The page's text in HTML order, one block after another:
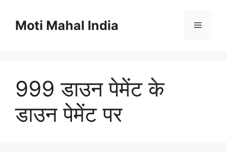
contentMoti Mahal India Menu
999 डाउन पेमेंट के
डाउन पेमेंट पर